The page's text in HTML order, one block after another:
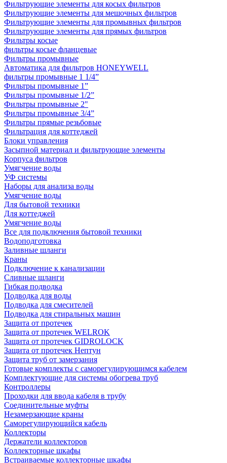
Фильтрующие элементы для косых фильтров
Фильтрующие элементы для мешочных фильтров
Фильтрующие элементы для промывных фильтров
Фильтрующие элементы для прямых фильтров
Фильтры косые
фильтры косые фланцевые
Фильтры промывные
Автоматика для фильтров HONEYWELL
фильтры промывные 1 1/4”
Фильтры промывные 1”
Фильтры промывные 1/2”
Фильтры промывные 2"
Фильтры промывные 3/4”
Фильтры прямые резьбовые
Фильтрация для коттеджей
Блоки управления
Засыпной материал и фильтрующие элементы
Корпуса фильтров
Умягчение воды
УФ системы
Наборы для анализа воды
Умягчение воды
Для бытовой техники
Для коттеджей
Умягчение воды
Все для подключения бытовой техники
Водоподготовка
Заливные шланги
Краны
Подключение к канализации
Сливные шланги
Гибкая подводка
Подводка для воды
Подводка для смесителей
Подводка для стиральных машин
Защита от протечек
Защита от протечек WELROK
Защита от протечек GIDROLOCK
Защита от протечек Нептун
Защита труб от замерзания
Готовые комплекты с саморегулирующимся кабелем
Комплектующие для системы обогрева труб
Контроллеры
Проходки для ввода кабеля в трубу
Соединительные муфты
Незамерзающие краны
Саморегулирующийся кабель
Коллекторы
Держатели коллекторов
Коллекторные шкафы
Встраиваемые коллекторные шкафы